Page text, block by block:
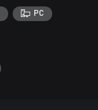
PC